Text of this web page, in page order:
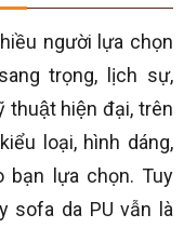
người lựa chọn
trọng, lịch sự,
thuật hiện đại, trên
loại, hình dáng,
bạn lựa chọn. Tuy
sofa da PU vẫn là